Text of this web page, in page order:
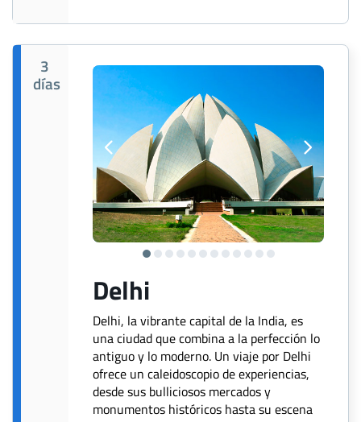
3
días
Delhi
Delhi, la vibrante capital de la India, es
una ciudad que combina a la perfección lo
antiguo y lo moderno. Un viaje por Delhi
ofrece un caleidoscopio de experiencias,
desde sus bulliciosos mercados y
monumentos históricos hasta su escena